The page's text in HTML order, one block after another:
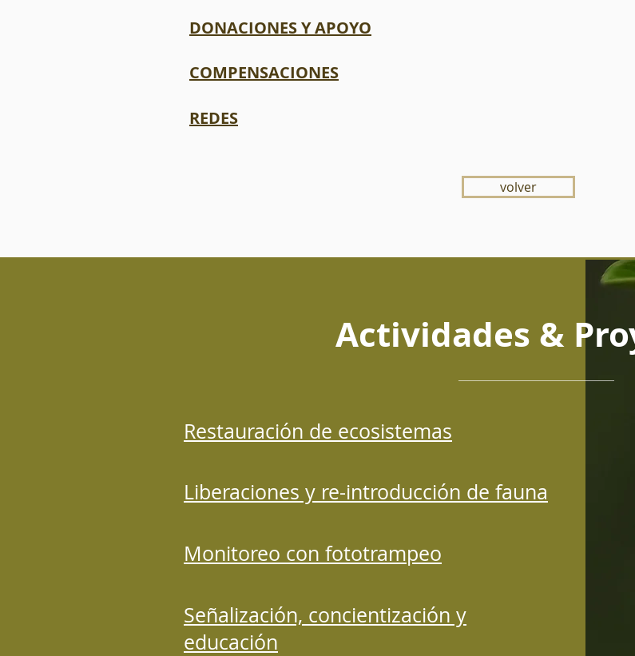
DONACIONES Y APOYO
COMPENSACIONES
REDES
volver
Restauración de ecosistemas
Liberaciones y re-introducción de fauna
Monitoreo con fototrampeo
Señalización, concientización y
educación
Actividades &